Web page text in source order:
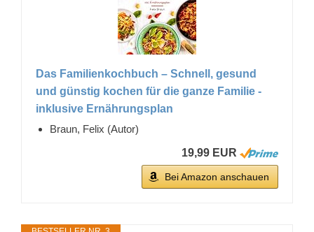
Das Familienkochbuch – Schnell, gesund
und günstig kochen für die ganze Familie -
inklusive Ernährungsplan
Braun, Felix (Autor)
19,99 EUR
Bei Amazon anschauen